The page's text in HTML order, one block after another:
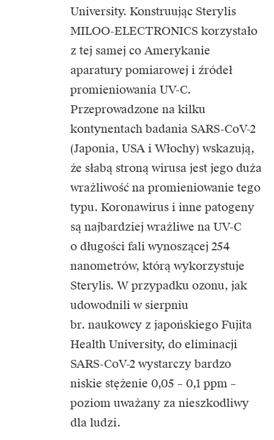
University. Konstruując Sterylis
MILOO-ELECTRONICS korzystało
z tej samej co Amerykanie
aparatury pomiarowej i źródeł
promieniowania UV-C.
Przeprowadzone na kilku
kontynentach badania SARS-CoV-2
(Japonia, USA i Włochy) wskazują,
że słabą stroną wirusa jest jego duża
wrażliwość na promieniowanie tego
typu. Koronawirus i inne patogeny
są najbardziej wrażliwe na UV-C
o długości fali wynoszącej 254
nanometrów, którą wykorzystuje
Sterylis. W przypadku ozonu, jak
udowodnili w sierpniu
br. naukowcy z japońskiego Fujita
Health University, do eliminacji
SARS-CoV-2 wystarczy bardzo
niskie stężenie 0,05 – 0,1 ppm –
poziom uważany za nieszkodliwy
dla ludzi.